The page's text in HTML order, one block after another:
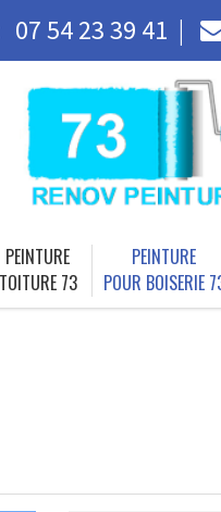
07 54 23 39 41
PEINTURE
TOITURE 73
PEINTURE
POUR BOISERIE